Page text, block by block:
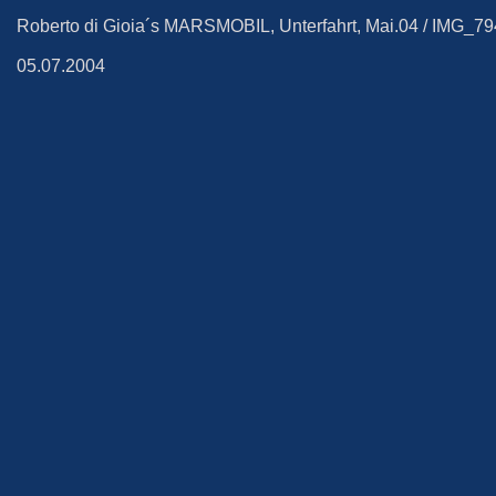
Roberto di Gioia´s MARSMOBIL, Unterfahrt, Mai.04 /
05.07.2004